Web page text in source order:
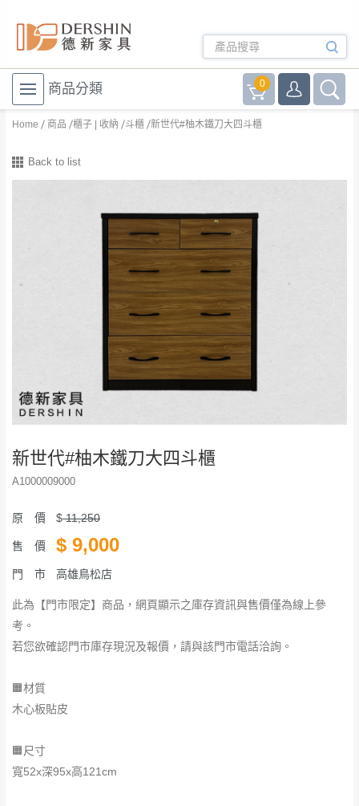
商品分類 0
Home 商品 櫃子 | 收納 斗櫃 新世代#柚木鐵刀大四斗櫃
Back to list
新世代#柚木鐵刀大四斗櫃
A1000009000
原 價 $11,250
售 價 $ 9,000
門 市 高雄鳥松店
此為【門市限定】商品，網頁顯示之庫存資訊與售價僅為線上參
考。
若您欲確認門市庫存現況及報價，請與該門市電話洽詢。
🟧材質
木心板貼皮
🟧尺寸
寬52x深95x高121cm